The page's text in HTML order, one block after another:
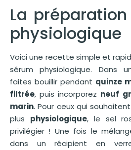
La
physiologique
Voici une recette simple et
sérum physiologique. Dans
faites bouillir pendant quinze
filtrée, puis incorporez neuf
marin. Pour ceux qui
plus physiologique, le sel
privilégier ! Une fois le
dans un récipient en